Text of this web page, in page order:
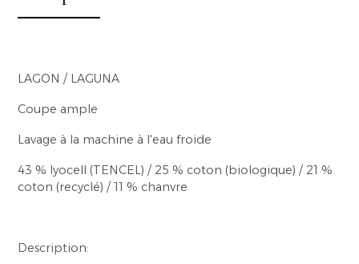
LAGON / LAGUNA
Coupe ample
Lavage à la machine à l'eau froide
43 % lyocell (TENCEL) / 25 % coton (biologique) / 21 %
coton (recyclé) / 11 % chanvre
Description: